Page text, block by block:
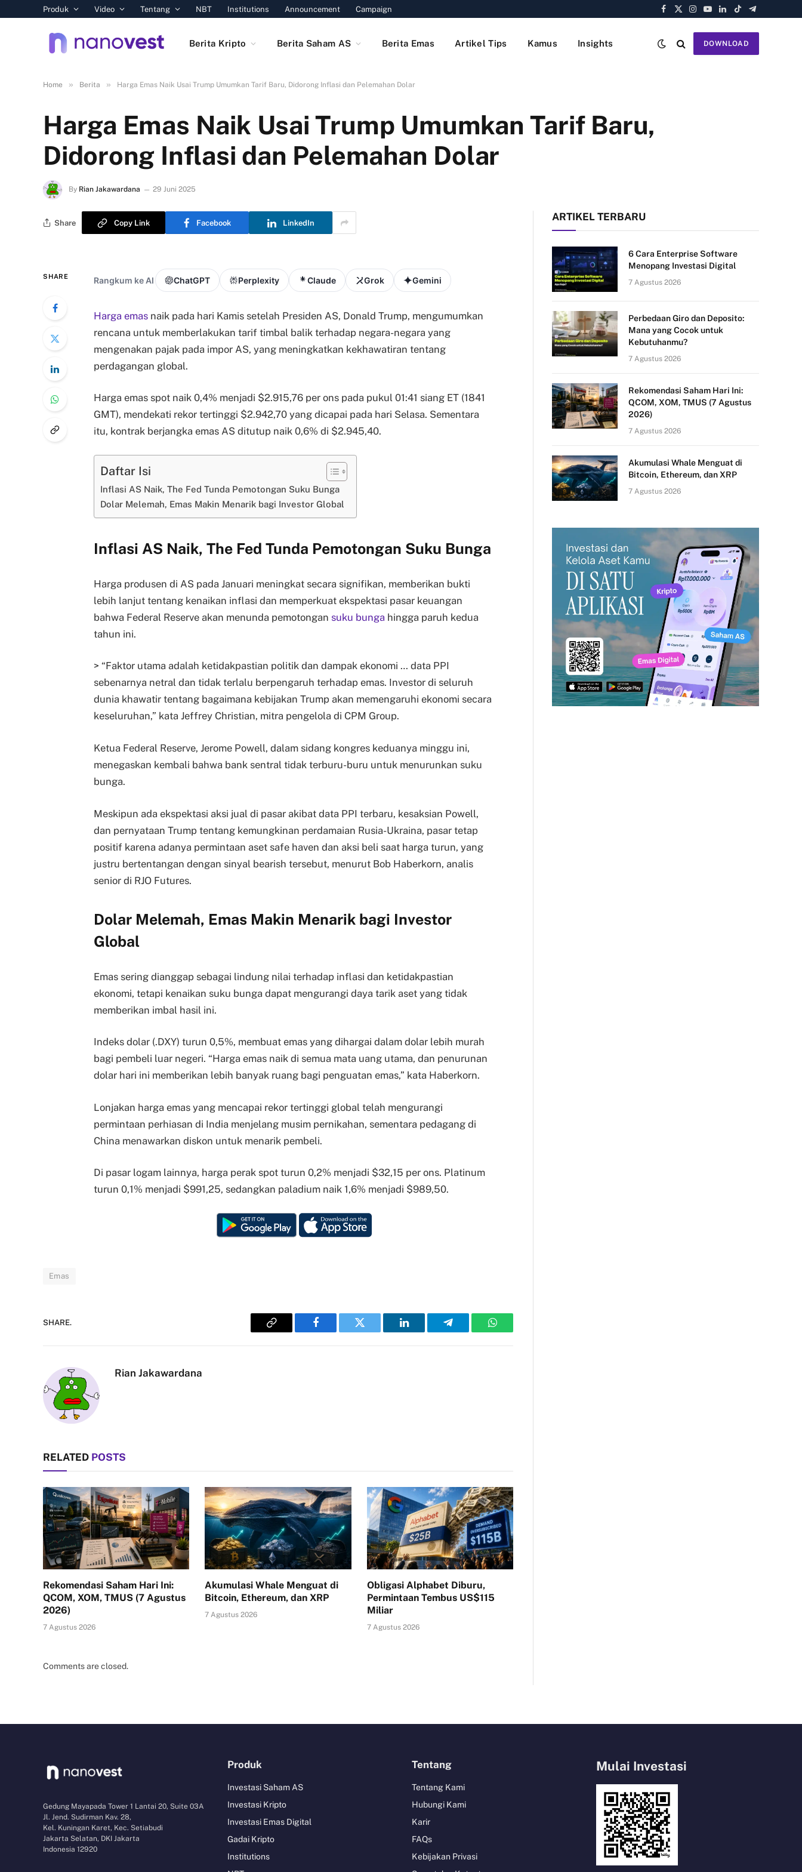
Produk Video Tentang NBT Institutions Announcement Campaign
Facebook
X
Instagram
YouTube
LinkedIn
TikTokTelegram
Berita Kripto Berita Saham AS Berita Emas Artikel Tips Kamus Insights DOWNLOAD
Home » Berita » Harga Emas Naik Usai Trump Umumkan Tarif Baru, Didorong Inflasi dan Pelemahan Dolar
Harga Emas Naik Usai Trump Umumkan Tarif Baru,
Didorong Inflasi dan Pelemahan Dolar
By Rian Jakawardana 29 Juni 2025
Share Copy Link Facebook LinkedIn
SHARE Rangkum ke AI ChatGPT Perplexity Claude Grok Gemini
Harga emas naik pada hari Kamis setelah Presiden AS, Donald Trump, mengumumkan
rencana untuk memberlakukan tarif timbal balik terhadap negara-negara yang
mengenakan pajak pada impor AS, yang meningkatkan kekhawatiran tentang
perdagangan global.
Harga emas spot naik 0,4% menjadi $2.915,76 per ons pada pukul 01:41 siang ET (1841
GMT), mendekati rekor tertinggi $2.942,70 yang dicapai pada hari Selasa. Sementara
itu, kontrak berjangka emas AS ditutup naik 0,6% di $2.945,40.
Daftar Isi
Inflasi AS Naik, The Fed Tunda Pemotongan Suku Bunga
Dolar Melemah, Emas Makin Menarik bagi Investor Global
Inflasi AS Naik, The Fed Tunda Pemotongan Suku Bunga
Harga produsen di AS pada Januari meningkat secara signifikan, memberikan bukti
lebih lanjut tentang kenaikan inflasi dan memperkuat ekspektasi pasar keuangan
bahwa Federal Reserve akan menunda pemotongan suku bunga hingga paruh kedua
tahun ini.
> “Faktor utama adalah ketidakpastian politik dan dampak ekonomi … data PPI
sebenarnya netral dan tidak terlalu berpengaruh terhadap emas. Investor di seluruh
dunia khawatir tentang bagaimana kebijakan Trump akan memengaruhi ekonomi secara
keseluruhan,” kata Jeffrey Christian, mitra pengelola di CPM Group.
Ketua Federal Reserve, Jerome Powell, dalam sidang kongres keduanya minggu ini,
menegaskan kembali bahwa bank sentral tidak terburu-buru untuk menurunkan suku
bunga.
Meskipun ada ekspektasi aksi jual di pasar akibat data PPI terbaru, kesaksian Powell,
dan pernyataan Trump tentang kemungkinan perdamaian Rusia-Ukraina, pasar tetap
positif karena adanya permintaan aset safe haven dan aksi beli saat harga turun, yang
justru bertentangan dengan sinyal bearish tersebut, menurut Bob Haberkorn, analis
senior di RJO Futures.
Dolar Melemah, Emas Makin Menarik bagi Investor
Global
Emas sering dianggap sebagai lindung nilai terhadap inflasi dan ketidakpastian
ekonomi, tetapi kenaikan suku bunga dapat mengurangi daya tarik aset yang tidak
memberikan imbal hasil ini.
Indeks dolar (.DXY) turun 0,5%, membuat emas yang dihargai dalam dolar lebih murah
bagi pembeli luar negeri. “Harga emas naik di semua mata uang utama, dan penurunan
dolar hari ini memberikan lebih banyak ruang bagi penguatan emas,” kata Haberkorn.
Lonjakan harga emas yang mencapai rekor tertinggi global telah mengurangi
permintaan perhiasan di India menjelang musim pernikahan, sementara pedagang di
China menawarkan diskon untuk menarik pembeli.
Di pasar logam lainnya, harga perak spot turun 0,2% menjadi $32,15 per ons. Platinum
turun 0,1% menjadi $991,25, sedangkan paladium naik 1,6% menjadi $989,50.
Emas
SHARE.
Copy
Facebook Twitter LinkedIn Telegram WhatsApp
Rian Jakawardana
RELATED POSTS
Rekomendasi Saham Hari Ini:
QCOM, XOM, TMUS (7 Agustus
2026)
7 Agustus 2026
Akumulasi Whale Menguat di
Bitcoin, Ethereum, dan XRP
7 Agustus 2026
Obligasi Alphabet Diburu,
Permintaan Tembus US$115
Miliar
7 Agustus 2026
Comments are closed.
ARTIKEL TERBARU
6 Cara Enterprise Software
Menopang Investasi Digital
7 Agustus 2026
Perbedaan Giro dan Deposito:
Mana yang Cocok untuk
Kebutuhanmu?
7 Agustus 2026
Rekomendasi Saham Hari Ini:
QCOM, XOM, TMUS (7 Agustus
2026)
7 Agustus 2026
Akumulasi Whale Menguat di
Bitcoin, Ethereum, dan XRP
7 Agustus 2026
Gedung Mayapada Tower 1 Lantai 20, Suite 03A
Jl. Jend. Sudirman Kav. 28,
Kel. Kuningan Karet, Kec. Setiabudi
Jakarta Selatan, DKI Jakarta
Indonesia 12920
Produk
Investasi Saham AS
Investasi Kripto
Investasi Emas Digital
Gadai Kripto
Institutions
Tentang
Tentang Kami
Hubungi Kami
Karir
FAQs
Kebijakan Privasi
Mulai Investasi